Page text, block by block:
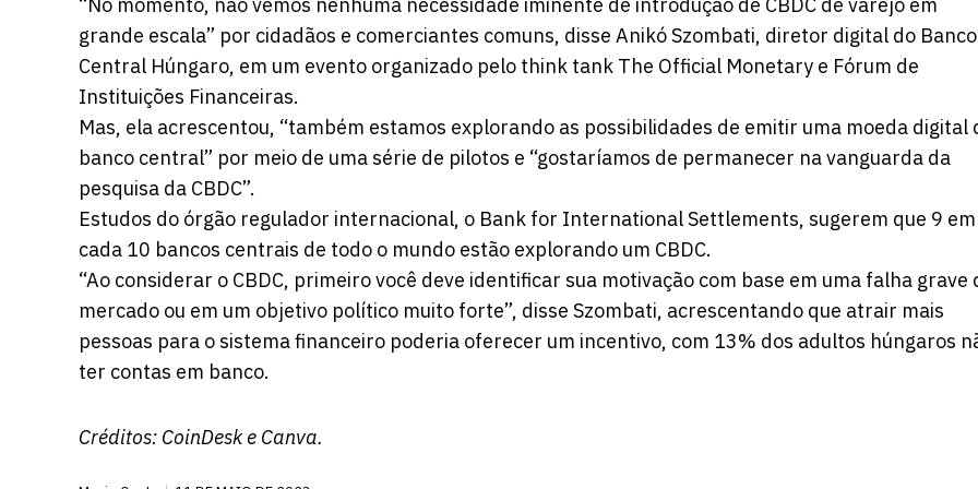
grande escala” por cidadãos e comerciantes comuns, disse Anikó Szombati, diretor digital do Banco
Central Húngaro, em um evento organizado pelo think tank The Official Monetary e Fórum de
Instituições Financeiras.
Mas, ela acrescentou, “também estamos explorando as possibilidades de emitir uma moeda digital
banco central” por meio de uma série de pilotos e “gostaríamos de permanecer na vanguarda da
pesquisa da CBDC”.
Estudos do órgão regulador internacional, o Bank for International Settlements, sugerem que 9 em
cada 10 bancos centrais de todo o mundo estão explorando um CBDC.
“Ao considerar o CBDC, primeiro você deve identificar sua motivação com base em uma falha grave
mercado ou em um objetivo político muito forte”, disse Szombati, acrescentando que atrair mais
pessoas para o sistema financeiro poderia oferecer um incentivo, com 13% dos adultos húngaros
ter contas em banco.
Créditos: CoinDeske Canva.